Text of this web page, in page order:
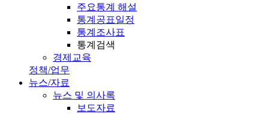
주요통계 해설
통계공표일정
통계조사표
통계검색
경제교육
정책/업무
뉴스/자료
뉴스 및 의사록
보도자료